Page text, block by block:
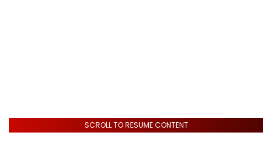
SCROLL TO RESUME CONTENT